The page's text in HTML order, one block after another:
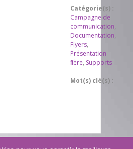
Catégorie(s) :
Campagne de
communication,
Documentation,
Flyers,
Présentation
filière, Supports
Mot(s) clé(s) :